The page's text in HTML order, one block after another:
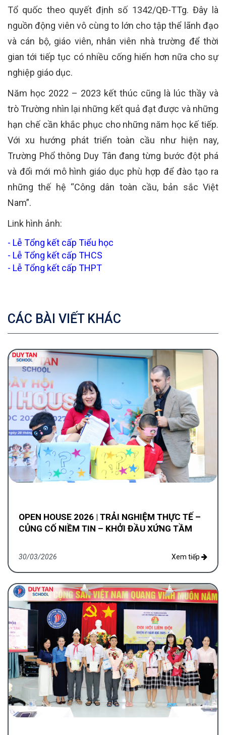
Tổ quốc theo quyết định số 1342/QĐ-TTg. Đây là
nguồn động viên vô cùng to lớn cho tập thể lãnh đạo
và cán bộ, giáo viên, nhân viên nhà trường để thời
gian tới tiếp tục có nhiều cống hiến hơn nữa cho sự
nghiệp giáo dục.
Năm học 2022 – 2023 kết thúc cũng là lúc thầy và
trò Trường nhìn lại những kết quả đạt được và những
hạn chế cần khắc phục cho những năm học kế tiếp.
Với xu hướng phát triển toàn cầu như hiện nay,
Trường Phổ thông Duy Tân đang từng bước đột phá
và đổi mới mô hình giáo dục phù hợp để đào tạo ra
những thế hệ “Công dân toàn cầu, bản sắc Việt
Nam”.
Link hình ảnh:
- Lễ Tổng kết cấp Tiểu học
- Lễ Tổng kết cấp THCS
- Lễ Tổng kết cấp THPT
CÁC BÀI VIẾT KHÁC
OPEN HOUSE 2026 | TRẢI NGHIỆM THỰC TẾ –
CỦNG CỐ NIỀM TIN – KHỞI ĐẦU XỨNG TẦM
30/03/2026 Xem tiếp